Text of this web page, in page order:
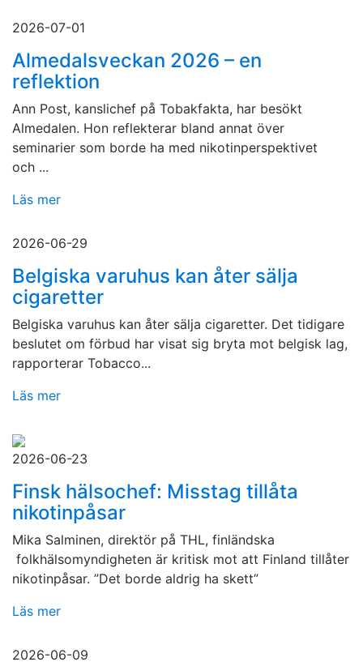
2026-07-01
Almedalsveckan 2026 – en
reflektion
Ann Post, kanslichef på Tobakfakta, har besökt
Almedalen. Hon reflekterar bland annat över
seminarier som borde ha med nikotinperspektivet
och ...
Läs mer
2026-06-29
Belgiska varuhus kan åter sälja
cigaretter
Belgiska varuhus kan åter sälja cigaretter. Det tidigare
beslutet om förbud har visat sig bryta mot belgisk lag,
rapporterar Tobacco...
Läs mer
2026-06-23
Finsk hälsochef: Misstag tillåta
nikotinpåsar
Mika Salminen, direktör på THL, finländska
folkhälsomyndigheten är kritisk mot att Finland tillåter
nikotinpåsar. ”Det borde aldrig ha skett”
Läs mer
2026-06-09